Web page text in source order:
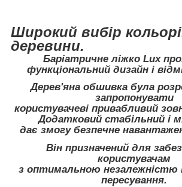
Широкий вибір
деревини.
Баріатричне ліжко Lux
функціональний дизайн і
Дерев'яна обшивка була
запропонувати
користувачеві привабливий
Додатковий стабільний і
дає змогу безпечне
Він призначений для
користувачам
з оптимальною
пересування.